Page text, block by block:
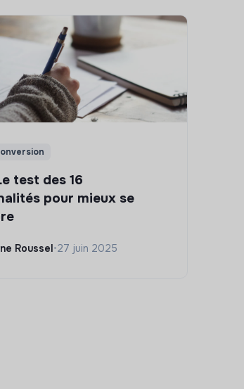
test des 16
pour mieux se
Roussel•27 juin 2025